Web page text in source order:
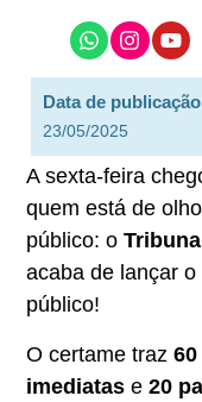
Data de publicação
23/05/2025
A sexta-feira
quem está de
público: o
acaba de lançar
público!
O certame traz
imediatas e20